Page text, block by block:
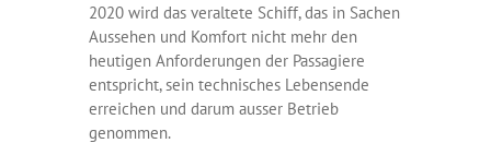
2020 wird das veraltete Schiff, das in Sachen
Aussehen und Komfort nicht mehr den
heutigen Anforderungen der Passagiere
entspricht, sein technisches Lebensende
erreichen und darum ausser Betrieb
genommen.